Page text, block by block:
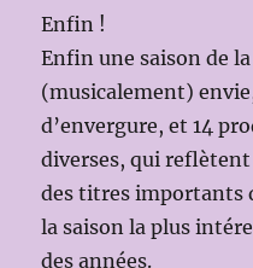
Enfin !
Enfin une saison de
(musicalement)
d’envergure, et 14
diverses, qui
des titres importants
la saison la plus
des années.